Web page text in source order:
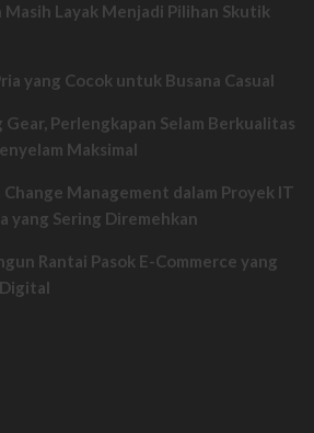
Masih Layak Menjadi Pilihan Skutik
yang Cocok untuk Busana Casual
Perlengkapan Selam Berkualitas
Maksimal
Management dalam Proyek IT
yang Sering Diremehkan
Rantai Pasok E-Commerce yang